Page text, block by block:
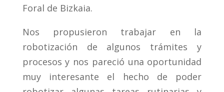
Foral de Bizkaia.
Nos propusieron trabajar en la
robotización de algunos trámites y
procesos y nos pareció una oportunidad
muy interesante el hecho de poder